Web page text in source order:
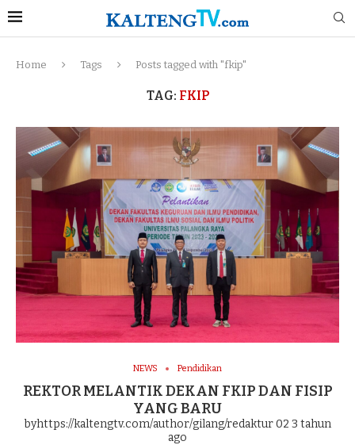
Home Tags Posts tagged with "fkip"
TAG: FKIP
NEWS Pendidikan
REKTOR MELANTIK DEKAN FKIP DAN FISIP
YANG BARU
byhttps://kaltengtv.com/author/gilang/redaktur 02 3 tahun
ago